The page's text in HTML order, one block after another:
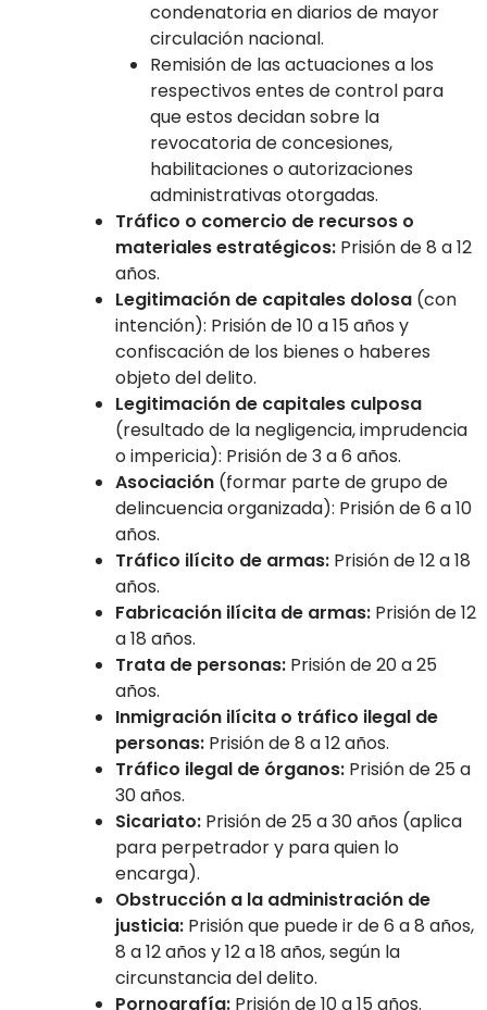
condenatoria en diarios de mayor
circulación nacional.
Remisión de las actuaciones a los
respectivos entes de control para
que estos decidan sobre la
revocatoria de concesiones,
habilitaciones o autorizaciones
administrativas otorgadas.
Tráfico o comercio de recursos o
materiales estratégicos: Prisión de 8 a 12
años.
Legitimación de capitales dolosa (con
intención): Prisión de 10 a 15 años y
confiscación de los bienes o haberes
objeto del delito.
Legitimación de capitales culposa
(resultado de la negligencia, imprudencia
o impericia): Prisión de 3 a 6 años.
Asociación (formar parte de grupo de
delincuencia organizada): Prisión de 6 a 10
años.
Tráfico ilícito de armas: Prisión de 12 a 18
años.
Fabricación ilícita de armas: Prisión de 12
a 18 años.
Trata de personas: Prisión de 20 a 25
años.
Inmigración ilícita o tráfico ilegal de
personas: Prisión de 8 a 12 años.
Tráfico ilegal de órganos: Prisión de 25 a
30 años.
Sicariato: Prisión de 25 a 30 años (aplica
para perpetrador y para quien lo
encarga).
Obstrucción a la administración de
justicia: Prisión que puede ir de 6 a 8 años,
8 a 12 años y 12 a 18 años, según la
circunstancia del delito.
Pornografía: Prisión de 10 a 15 años.